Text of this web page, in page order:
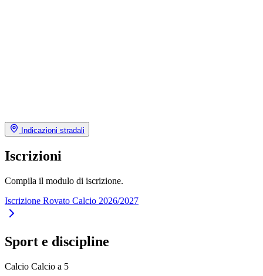
Indicazioni stradali
Iscrizioni
Compila il modulo di iscrizione.
Iscrizione Rovato Calcio 2026/2027
Sport e discipline
Calcio Calcio a 5